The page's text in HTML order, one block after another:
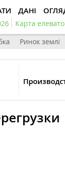
ДАНІ
Карта
Ринок землі